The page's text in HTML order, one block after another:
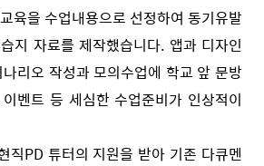
육을 수업내용으로 선정하여 동기유발
지 자료를 제작했습니다. 앱과 디자인
리오 작성과 모의수업에 학교 앞 문방
벤트 등 세심한 수업준비가 인상적이
직PD 튜터의 지원을 받아 기존 다큐멘